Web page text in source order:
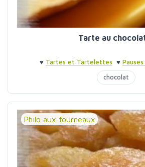
Tarte au
♥ Tartes et Tartelettes ♥
chocolat
Philo aux fourneaux